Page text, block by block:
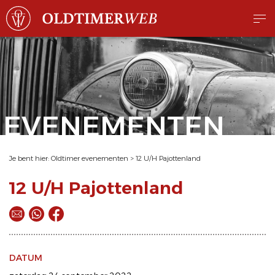
EVENEMENTEN
Je bent hier: Oldtimer evenementen > 12 U/H Pajottenland
12 U/H Pajottenland
DATUM